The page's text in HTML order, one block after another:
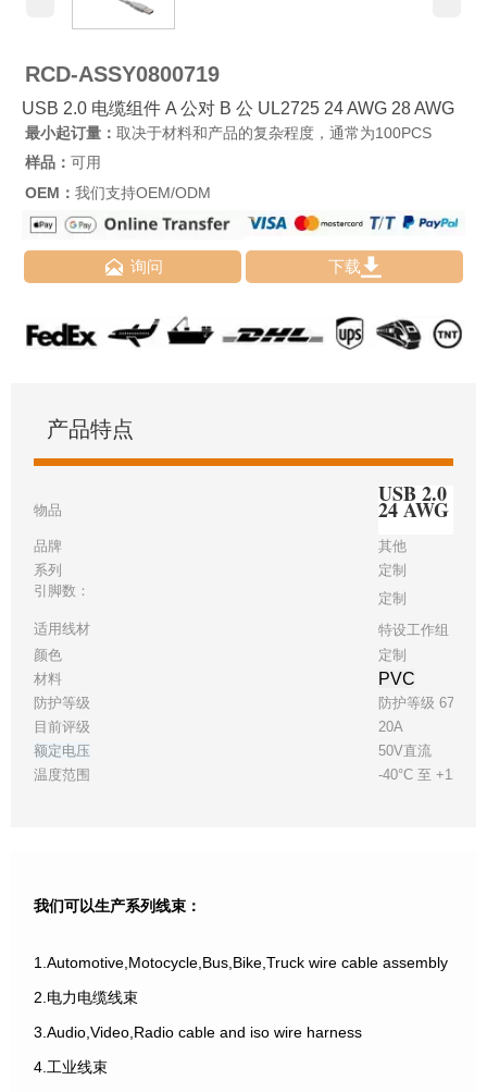
RCD-ASSY0800719
USB 2.0 电缆组件 A 公对 B 公 UL2725 24 AWG 28 AWG
最小起订量： 取决于材料和产品的复杂程度，通常为100PCS
样品： 可用
OEM： 我们支持OEM/ODM
 询问 下载
产品特点
物品
USB 2.0 电
24 AWG 28
品牌
其他
系列
定制
引脚数：
定制
适用线材
特设工作组 28
颜色
定制
材料
PVC
防护等级
防护等级 67
目前评级
20A
额定电压
50V直流
温度范围
-40°C 至 +125°C
我们可以生产系列线束：
1.Automotive,Motocycle,Bus,Bike,Truck wire cable assembly
2.电力电缆线束
3.Audio,Video,Radio cable and iso wire harness
4.工业线束